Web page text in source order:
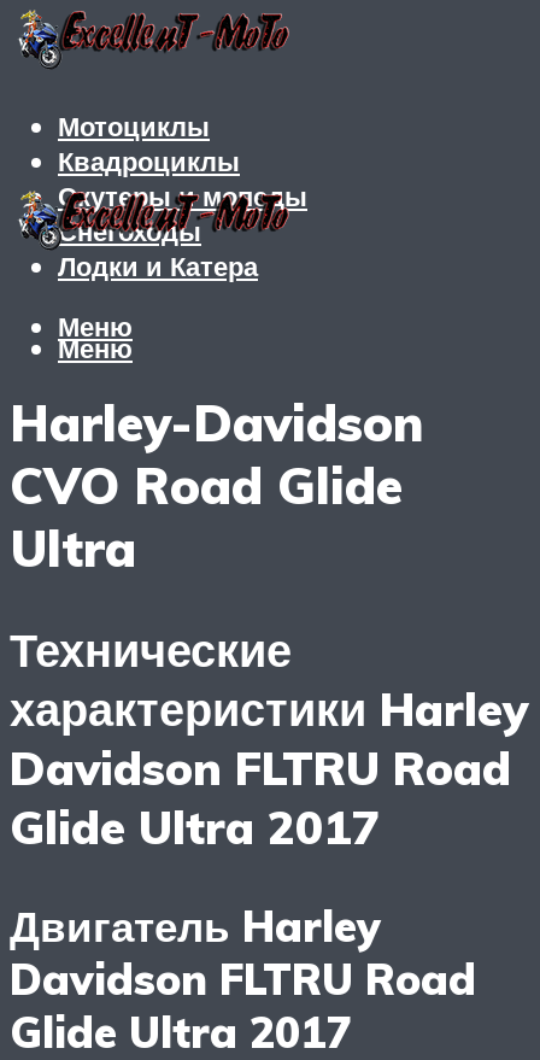
Мотоциклы
Квадроциклы
Скутеры и мопеды
Снегоходы
Лодки и Катера
Меню
Меню
Harley-Davidson
CVO Road Glide
Ultra
Технические
характеристики Harley
Davidson FLTRU Road
Glide Ultra 2017
Двигатель Harley
Davidson FLTRU Road
Glide Ultra 2017